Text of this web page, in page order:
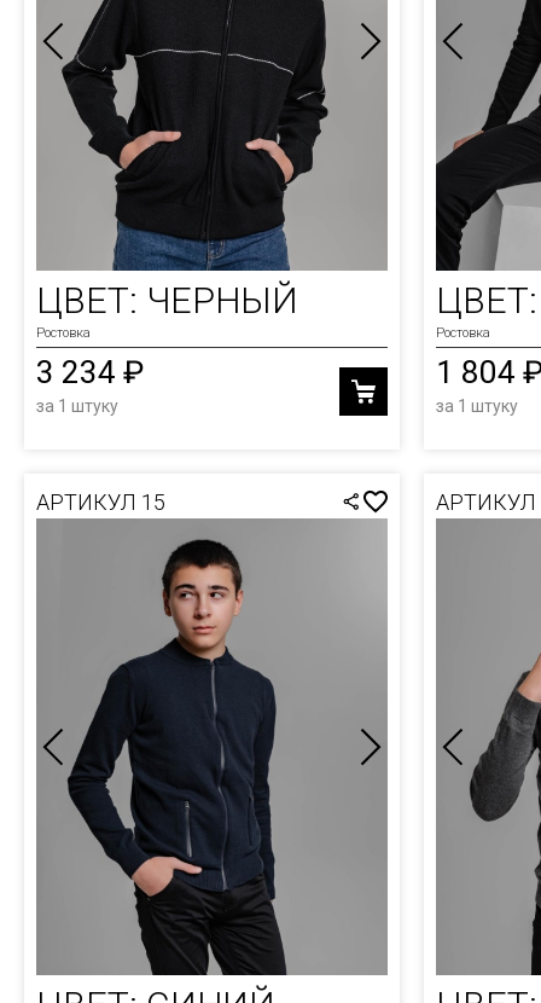
ШАПКИ
ЮБКИ
ХУДИ
ШОРТЫ
ЦВЕТ: ЧЕРНЫЙ
Ростовка
3 234 ₽
за 1 штуку
Ростовка
1 804
за 1 штуку
АРТИКУЛ 15 АРТИКУЛ